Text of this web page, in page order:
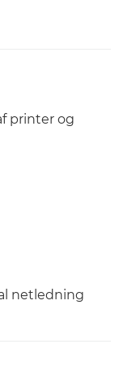
printer og
netledning